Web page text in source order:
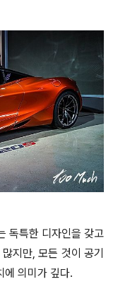
독특한 디자인을 갖고
지만, 모든 것이 공기
에 의미가 깊다.